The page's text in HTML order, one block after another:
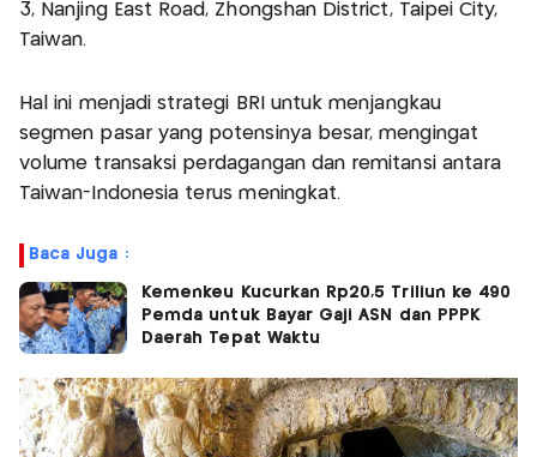
3, Nanjing East Road, Zhongshan District, Taipei City,
Taiwan.
Hal ini menjadi strategi BRI untuk menjangkau
segmen pasar yang potensinya besar, mengingat
volume transaksi perdagangan dan remitansi antara
Taiwan-Indonesia terus meningkat.
Baca Juga :
Kemenkeu Kucurkan Rp20,5 Triliun ke 490
Pemda untuk Bayar Gaji ASN dan PPPK
Daerah Tepat Waktu